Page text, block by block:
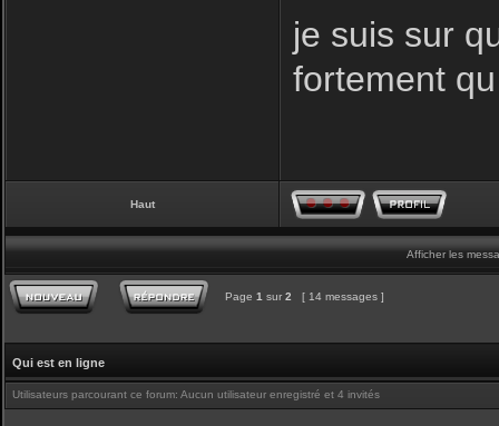
je suis sur
fortement
Haut
Afficher les
Page 1 sur 2 [ 14 messages ]
Qui est en ligne
Utilisateurs parcourant ce forum: Aucun utilisateur enregistré et 4 invités